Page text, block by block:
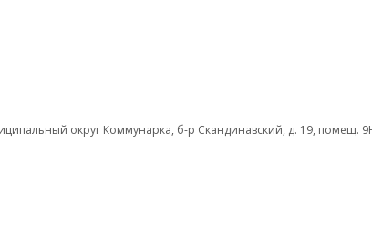
округ Коммунарка, б-р Скандинавский, д. 19, помещ.